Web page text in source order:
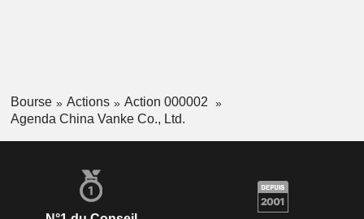
Bourse Actions
Action 000002
Agenda China Vanke Co., Ltd.